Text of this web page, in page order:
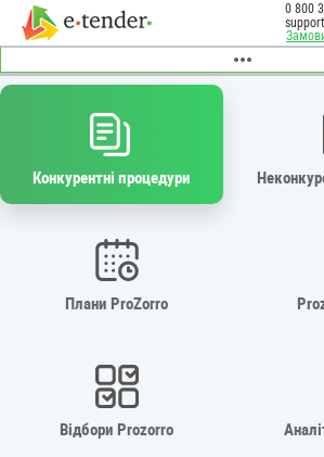
0 800
Конкурентні процедури
Плани ProZorro
Відбори Prozorro